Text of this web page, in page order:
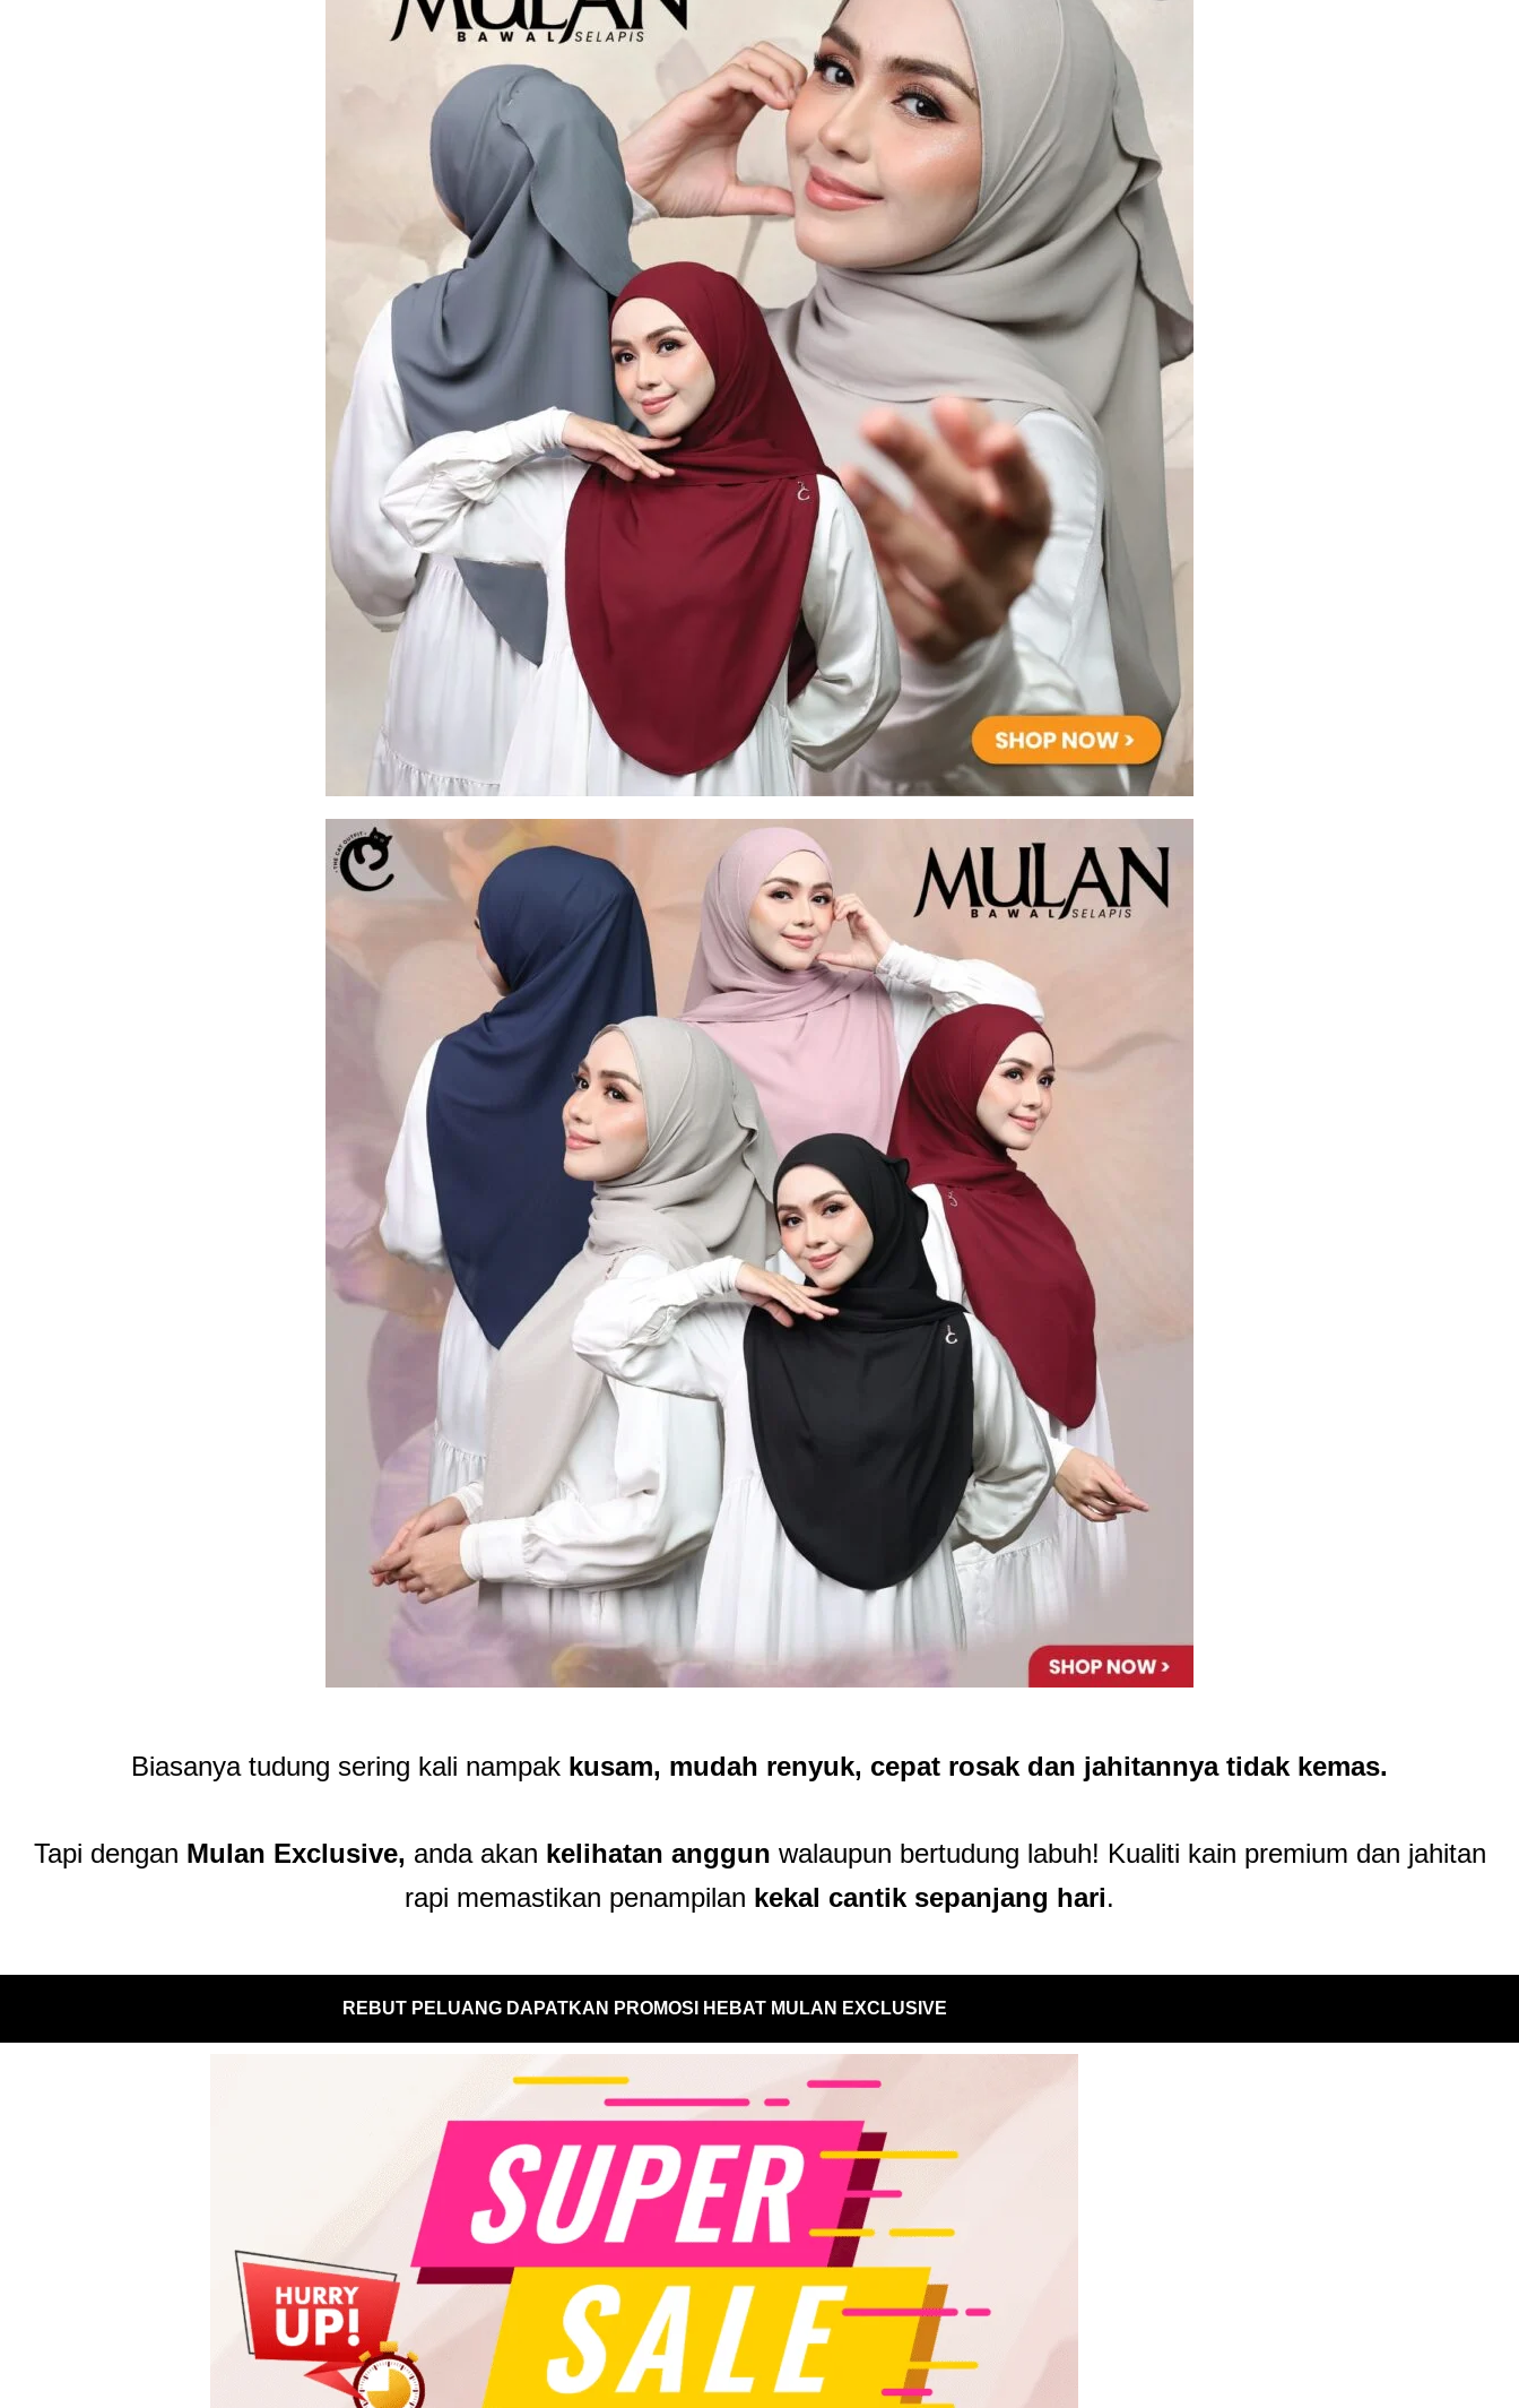
Biasanya tudung sering kali nampak kusam, mudah renyuk, cepat rosak dan jahitannya tidak kemas.
Tapi dengan Mulan Exclusive, anda akan kelihatan anggun walaupun bertudung labuh! Kualiti kain premium dan jahitan
rapi memastikan penampilan kekal cantik sepanjang hari.
REBUT PELUANG DAPATKAN PROMOSI HEBAT MULAN EXCLUSIVE